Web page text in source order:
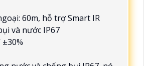
60m, hỗ trợ Smart IR
và nước IP67
±30%